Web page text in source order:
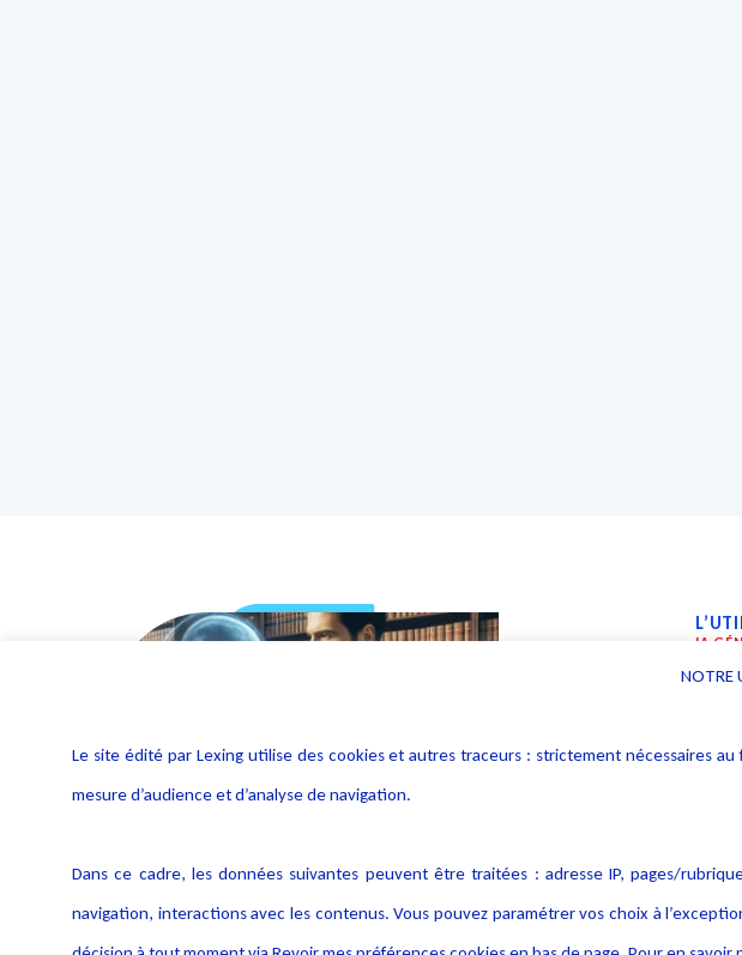
IA
NOTRE
Le site édité par Lexing utilise des cookies et autres traceurs : strictement nécessaires
mesure d’audience et d’analyse de navigation.
Dans ce cadre, les données suivantes peuvent être traitées : adresse IP, pages/
navigation, interactions avec les contenus. Vous pouvez paramétrer vos choix à